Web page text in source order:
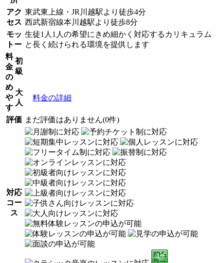
アク
セス
東武東上線・JR川越駅より徒歩4分
西武新宿線本川越駅より徒歩8分
モッ
トー
生徒1人1人の希望にきめ細かく対応するカリキュラム
と長く続けられる環境を提供します
料
金
の
め
や
す
初
級
大
人
料金の詳細
評価 まだ評価はありません(0件)
対応
コー
ス